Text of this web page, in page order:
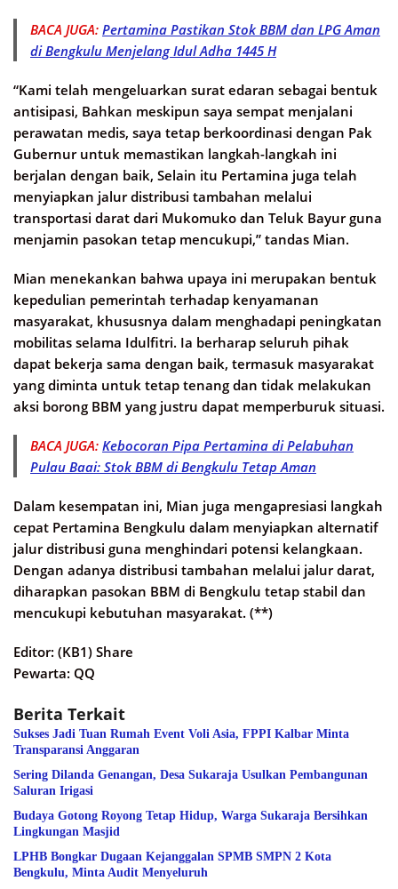
BACA JUGA: Pertamina Pastikan Stok BBM dan LPG Aman
di Bengkulu Menjelang Idul Adha 1445 H
“Kami telah mengeluarkan surat edaran sebagai bentuk
antisipasi, Bahkan meskipun saya sempat menjalani
perawatan medis, saya tetap berkoordinasi dengan Pak
Gubernur untuk memastikan langkah-langkah ini
berjalan dengan baik, Selain itu Pertamina juga telah
menyiapkan jalur distribusi tambahan melalui
transportasi darat dari Mukomuko dan Teluk Bayur guna
menjamin pasokan tetap mencukupi,” tandas Mian.
Mian menekankan bahwa upaya ini merupakan bentuk
kepedulian pemerintah terhadap kenyamanan
masyarakat, khususnya dalam menghadapi peningkatan
mobilitas selama Idulfitri. Ia berharap seluruh pihak
dapat bekerja sama dengan baik, termasuk masyarakat
yang diminta untuk tetap tenang dan tidak melakukan
aksi borong BBM yang justru dapat memperburuk situasi.
BACA JUGA: Kebocoran Pipa Pertamina di Pelabuhan
Pulau Baai: Stok BBM di Bengkulu Tetap Aman
Dalam kesempatan ini, Mian juga mengapresiasi langkah
cepat Pertamina Bengkulu dalam menyiapkan alternatif
jalur distribusi guna menghindari potensi kelangkaan.
Dengan adanya distribusi tambahan melalui jalur darat,
diharapkan pasokan BBM di Bengkulu tetap stabil dan
mencukupi kebutuhan masyarakat. (**)
Editor: (KB1) Share
Pewarta: QQ
Berita Terkait
Sukses Jadi Tuan Rumah Event Voli Asia, FPPI Kalbar Minta
Transparansi Anggaran
Sering Dilanda Genangan, Desa Sukaraja Usulkan Pembangunan
Saluran Irigasi
Budaya Gotong Royong Tetap Hidup, Warga Sukaraja Bersihkan
Lingkungan Masjid
LPHB Bongkar Dugaan Kejanggalan SPMB SMPN 2 Kota
Bengkulu, Minta Audit Menyeluruh